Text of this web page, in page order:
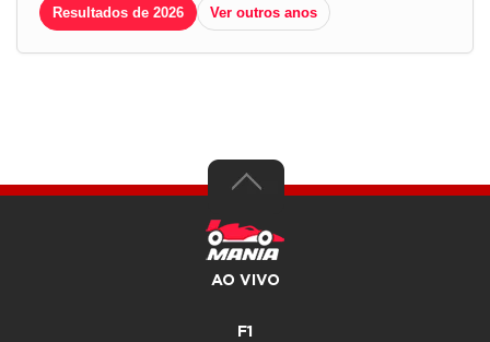
Resultados de 2026 Ver outros anos
AO VIVO
F1